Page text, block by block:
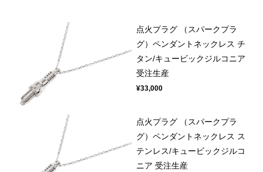
点火プラグ （スパークプラ
グ）ペンダントネックレス チ
タン/キュービックジルコニア
受注生産
¥33,000
点火プラグ （スパークプラ
グ）ペンダントネックレス ス
テンレス/キュービックジルコ
ニア 受注生産